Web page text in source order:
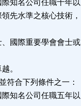
名公司任職十年以
準之核心技術，
際重要學會會士或
。
合下列條件之一：
名公司任職五年以